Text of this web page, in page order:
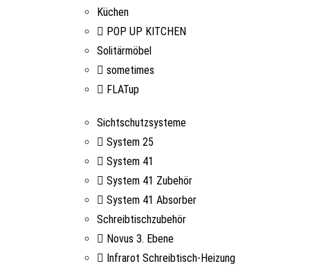
Küchen
POP UP KITCHEN
Solitärmöbel
sometimes
FLATup
Sichtschutzsysteme
System 25
System 41
System 41 Zubehör
System 41 Absorber
Schreibtischzubehör
Novus 3. Ebene
Infrarot Schreibtisch-Heizung